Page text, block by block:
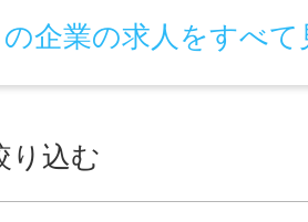
の企業の求人をすべて
り込む